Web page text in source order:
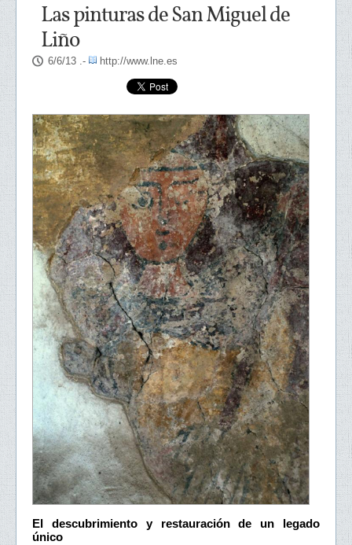
Las pinturas de San Miguel de
Liño
6/6/13 .- http://www.lne.es
El descubrimiento y restauración de un legado
único